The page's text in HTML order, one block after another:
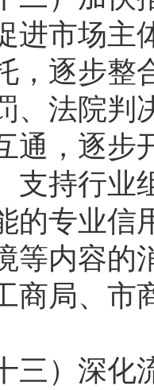
进市场主
，逐步整
、法院判
通，逐步
支持行业
的专业信
等内容的
商局、市
）深化流